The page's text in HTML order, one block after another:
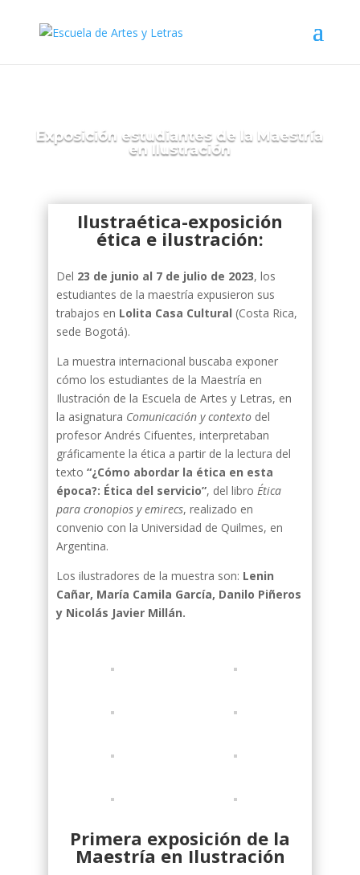
Exposición estudiantes de la Maestría
en Ilustración
Ilustraética-exposición
ética e ilustración:
Del 23 de junio al 7 de julio de 2023, los
estudiantes de la maestría expusieron sus
trabajos en Lolita Casa Cultural (Costa Rica,
sede Bogotá).
La muestra internacional buscaba exponer
cómo los estudiantes de la Maestría en
Ilustración de la Escuela de Artes y Letras, en
la asignatura Comunicación y contexto del
profesor Andrés Cifuentes, interpretaban
gráficamente la ética a partir de la lectura del
texto“¿Cómo abordar la ética en esta
época?: Ética del servicio”, del libroÉtica
para cronopios y emirecs, realizado en
convenio con la Universidad de Quilmes, en
Argentina.
Los ilustradores de la muestra son: Lenin
Cañar, María Camila García, Danilo Piñeros
y Nicolás Javier Millán.
Primera exposición de la
Maestría en Ilustración